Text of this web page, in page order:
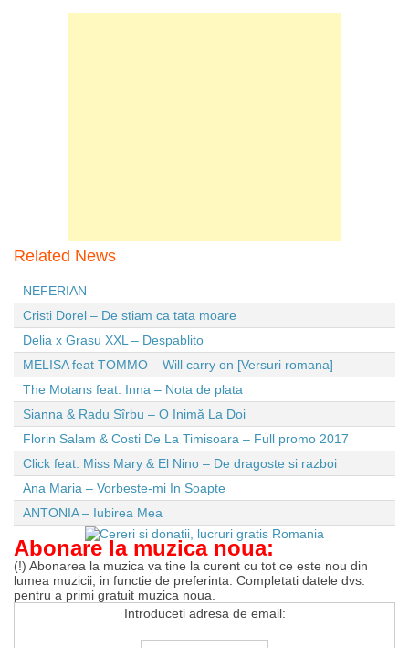
Related News
NEFERIAN
Cristi Dorel – De stiam ca tata moare
Delia x Grasu XXL – Despablito
MELISA feat TOMMO – Will carry on [Versuri romana]
The Motans feat. Inna – Nota de plata
Sianna & Radu Sîrbu – O Inimă La Doi
Florin Salam & Costi De La Timisoara – Full promo 2017
Click feat. Miss Mary & El Nino – De dragoste si razboi
Ana Maria – Vorbeste-mi In Soapte
ANTONIA – Iubirea Mea
Abonare la muzica noua:
(!) Abonarea la muzica va tine la curent cu tot ce este nou din
lumea muzicii, in functie de preferinta. Completati datele dvs.
pentru a primi gratuit muzica noua.
Introduceti adresa de email: